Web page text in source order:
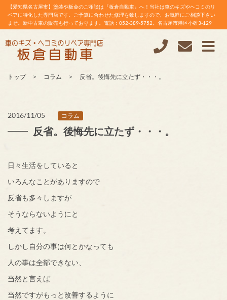
【愛知県名古屋市】塗装や板金のご相談は『板倉自動車』へ！当社は車のキズやヘコミのリ
ペアに特化した専門店です。ご予算に合わせた修理を致しますので、お気軽にご相談下さい
ませ。新中古車の販売も行っております。電話：052-389-5752。名古屋市港区小碓3-129
トップ コラム 反省。後悔先に立たず・・・。
2016/11/05 コラム
反省。後悔先に立たず・・・。
日々生活をしていると
いろんなことがありますので
反省も多々しますが
そうならないようにと
考えてます。
しかし自分の事は何とかなっても
人の事は全部できない、
当然と言えば
当然ですがもっと改善するように